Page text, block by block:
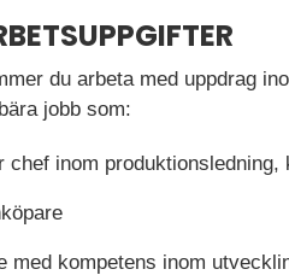
du arbeta med uppdrag
jobb som:
chef inom
med kompetens inom